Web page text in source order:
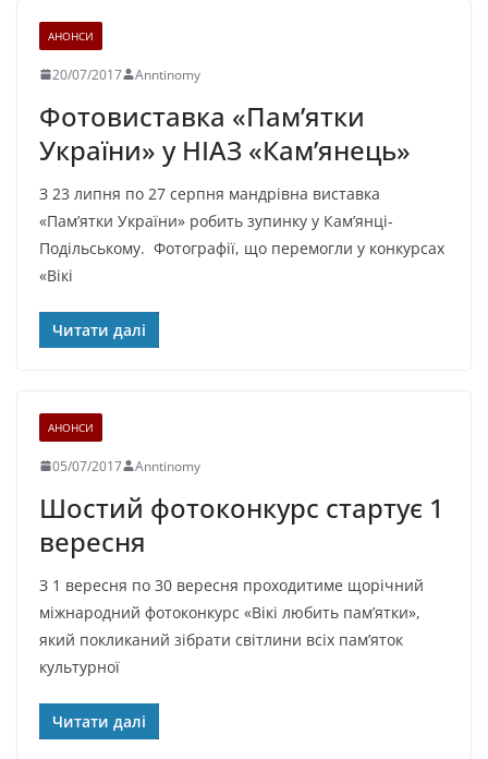
АНОНСИ
20/07/2017 Anntinomy
Фотовиставка «Пам’ятки
України» у НІАЗ «Кам’янець»
З 23 липня по 27 серпня мандрівна виставка
«Пам’ятки України» робить зупинку у Кам’янці-
Подільському. Фотографії, що перемогли у конкурсах
«Вікі
Читати далі
АНОНСИ
05/07/2017 Anntinomy
Шостий фотоконкурс стартує 1
вересня
З 1 вересня по 30 вересня проходитиме щорічний
міжнародний фотоконкурс «Вікі любить пам’ятки»,
який покликаний зібрати світлини всіх пам’яток
культурної
Читати далі